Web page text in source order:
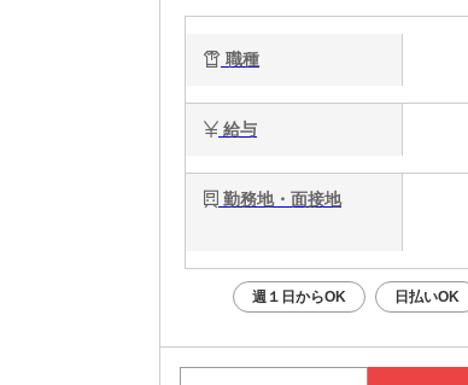
職種
給与
勤務地・面接地
週１日からOK 日払いOK